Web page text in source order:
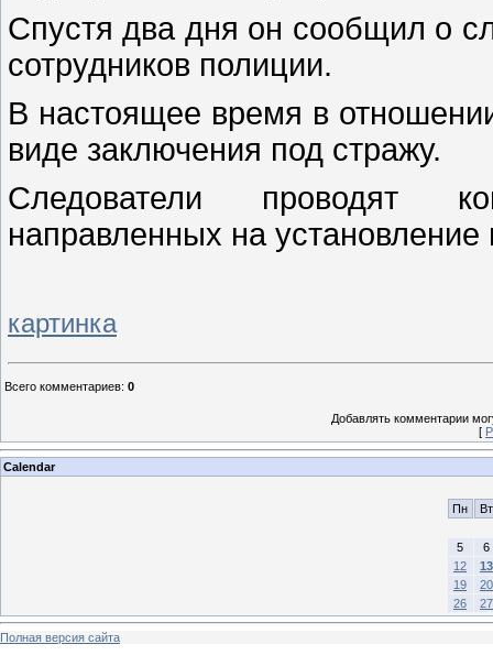
Спустя два дня он сообщил о
сотрудников полиции.
В настоящее время в
виде заключения под стражу.
Следователи проводят
направленных на
картинка
Всего комментариев: 0
Добавлять комментарии
[
Calendar
Пн Вт
5
6
12
13
19
20
26
27
Полная версия сайта